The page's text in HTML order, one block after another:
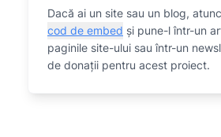
Dacă ai un site sau un blog,
cod de embed și pune-l într-un
paginile site-ului sau într-un
de donații pentru acest proiect.